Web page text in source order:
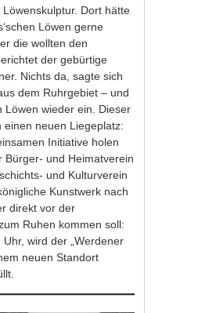
Dort hätte
Löwen gerne
die wollten den
der gebürtige
Nichts da, sagte sich
dem Ruhrgebiet – und
Löwen wieder ein. Dieser
einen neuen Liegeplatz:
Initiative holen
Bürger- und Heimatverein
und Kulturverein
Kunstwerk nach
direkt vor der
Ruhen kommen soll:
wird der „Werdener
neuen Standort